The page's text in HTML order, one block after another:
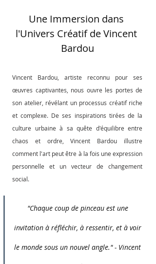
Une Immersion dans
l'Univers Créatif de Vincent
Bardou
Vincent Bardou, artiste reconnu pour ses
œuvres captivantes, nous ouvre les portes de
son atelier, révélant un processus créatif riche
et complexe. De ses inspirations tirées de la
culture urbaine à sa quête d'équilibre entre
chaos et ordre, Vincent Bardou illustre
comment l'art peut être à la fois une expression
personnelle et un vecteur de changement
social.
"Chaque coup de pinceau est une
invitation à réfléchir, à ressentir, et à voir
le monde sous un nouvel angle." - Vincent